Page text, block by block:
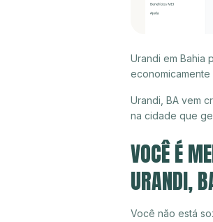
Urandi em Bahia
economicamente
Urandi, BA vem
na cidade que
VOCÊ É
URANDI,
Você não está